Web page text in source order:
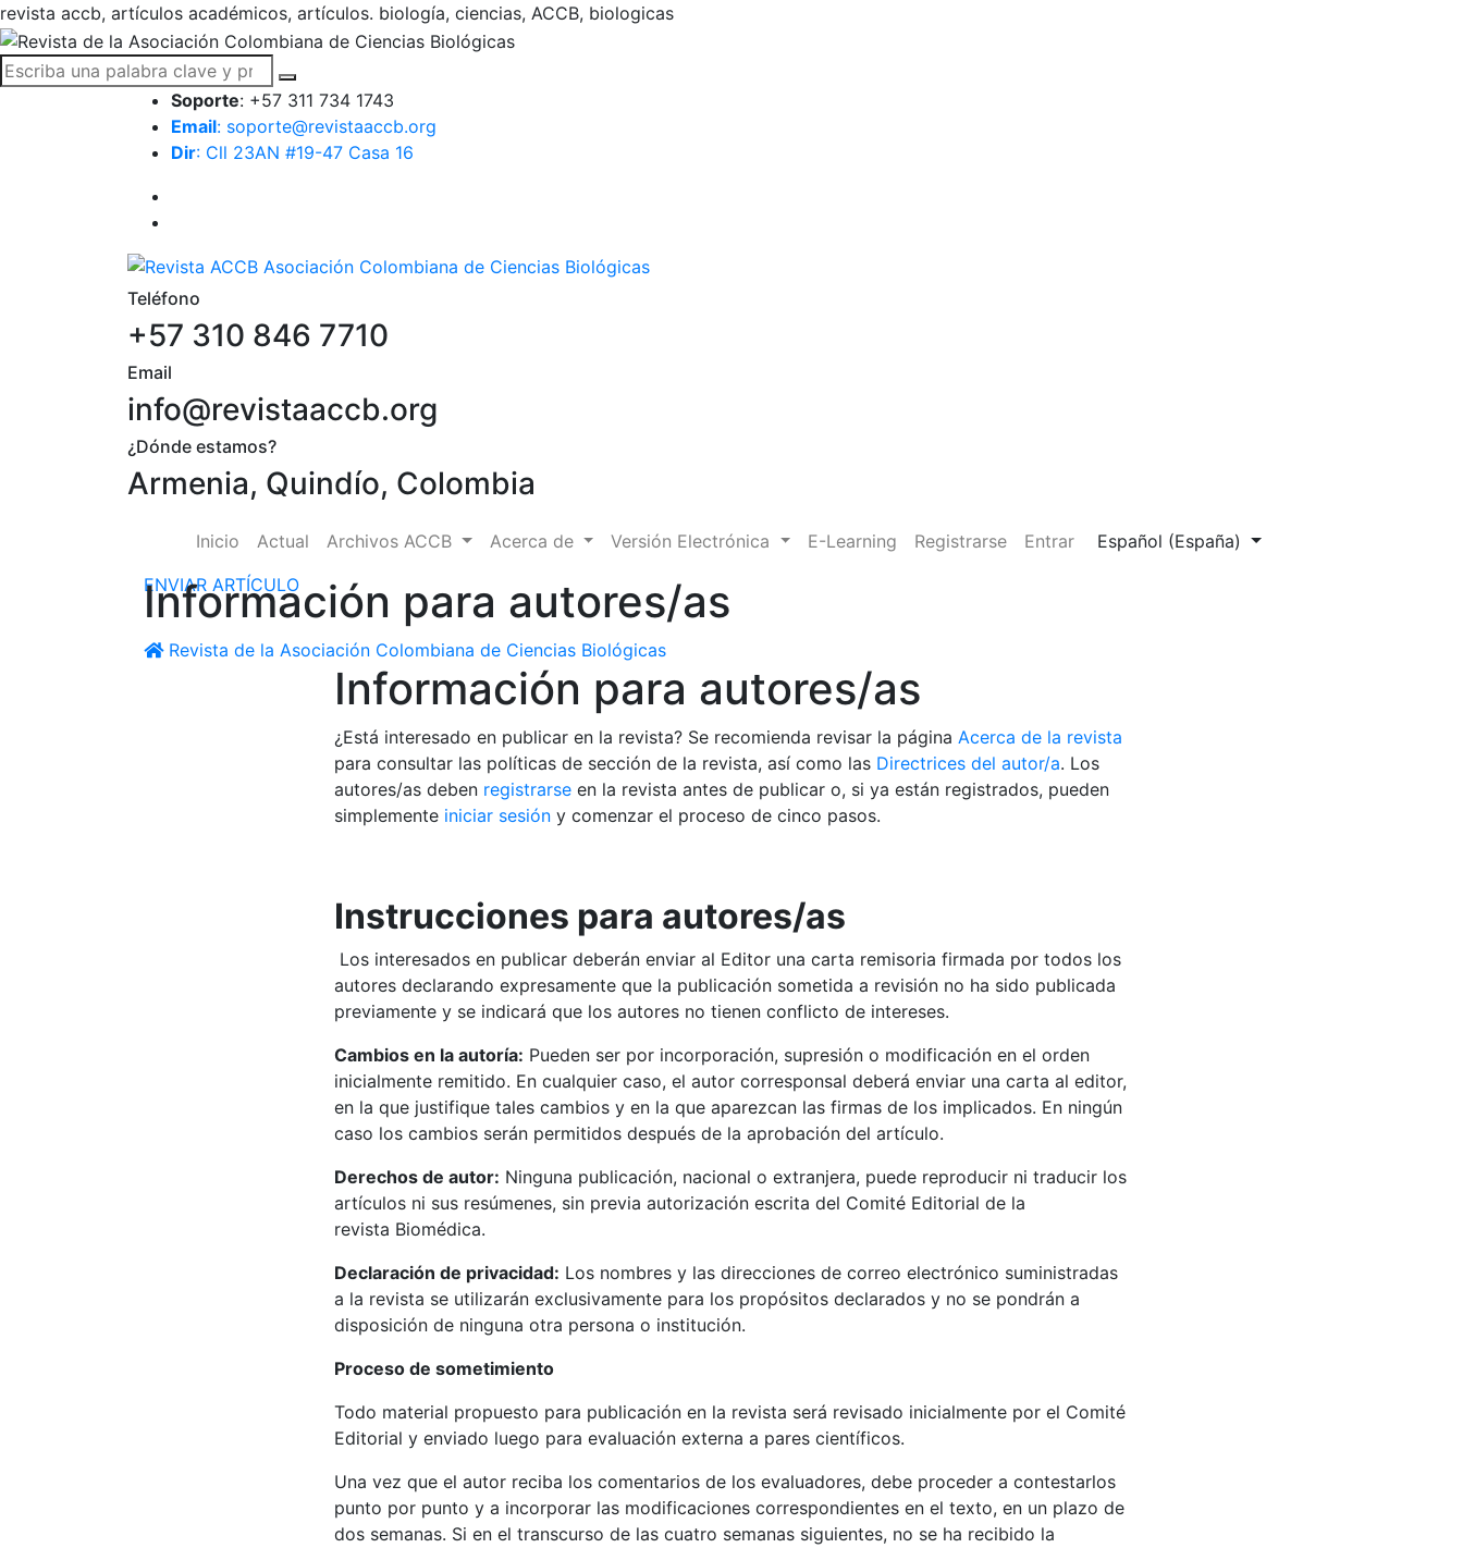
revista accb, artículos académicos, artículos. biología, ciencias, ACCB, biologicas
Soporte: +57 311 734 1743
Email: soporte@revistaaccb.org
Dir: Cll 23AN #19-47 Casa 16
Teléfono
+57 310 846 7710
Email
info@revistaaccb.org
¿Dónde estamos?
Armenia, Quindío, Colombia
Inicio Actual Archivos ACCB Acerca de Versión Electrónica E-Learning Registrarse Entrar Cambiar el idioma. El actual es:
Español (España)
ENVIAR ARTÍCULO
Información para autores/as
Revista de la Asociación Colombiana de Ciencias Biológicas
Información para autores/as
¿Está interesado en publicar en la revista? Se recomienda revisar la página Acerca de la revista
para consultar las políticas de sección de la revista, así como las Directrices del autor/a. Los
autores/as deben registrarse en la revista antes de publicar o, si ya están registrados, pueden
simplemente iniciar sesión y comenzar el proceso de cinco pasos.
Instrucciones para autores/as
Los interesados en publicar deberán enviar al Editor una carta remisoria firmada por todos los
autores declarando expresamente que la publicación sometida a revisión no ha sido publicada
previamente y se indicará que los autores no tienen conflicto de intereses.
Cambios en la autoría: Pueden ser por incorporación, supresión o modificación en el orden
inicialmente remitido. En cualquier caso, el autor corresponsal deberá enviar una carta al editor,
en la que justifique tales cambios y en la que aparezcan las firmas de los implicados. En ningún
caso los cambios serán permitidos después de la aprobación del artículo.
Derechos de autor: Ninguna publicación, nacional o extranjera, puede reproducir ni traducir los
artículos ni sus resúmenes, sin previa autorización escrita del Comité Editorial de la
revista Biomédica.
Declaración de privacidad: Los nombres y las direcciones de correo electrónico suministradas
a la revista se utilizarán exclusivamente para los propósitos declarados y no se pondrán a
disposición de ninguna otra persona o institución.
Proceso de sometimiento
Todo material propuesto para publicación en la revista será revisado inicialmente por el Comité
Editorial y enviado luego para evaluación externa a pares científicos.
Una vez que el autor reciba los comentarios de los evaluadores, debe proceder a contestarlos
punto por punto y a incorporar las modificaciones correspondientes en el texto, en un plazo de
dos semanas. Si en el transcurso de las cuatro semanas siguientes, no se ha recibido la